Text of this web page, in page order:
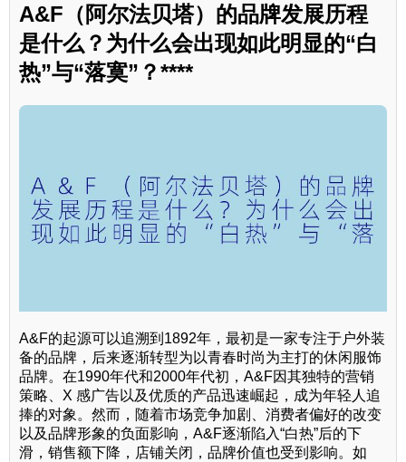
A&F（阿尔法贝塔）的品牌发展历程
是什么？为什么会出现如此明显的“白
热”与“落寞”？****
A&F的起源可以追溯到1892年，最初是一家专注于户外装
备的品牌，后来逐渐转型为以青春时尚为主打的休闲服饰
品牌。在1990年代和2000年代初，A&F因其独特的营销
策略、X 感广告以及优质的产品迅速崛起，成为年轻人追
捧的对象。然而，随着市场竞争加剧、消费者偏好的改变
以及品牌形象的负面影响，A&F逐渐陷入“白热”后的下
滑，销售额下降，店铺关闭，品牌价值也受到影响。如